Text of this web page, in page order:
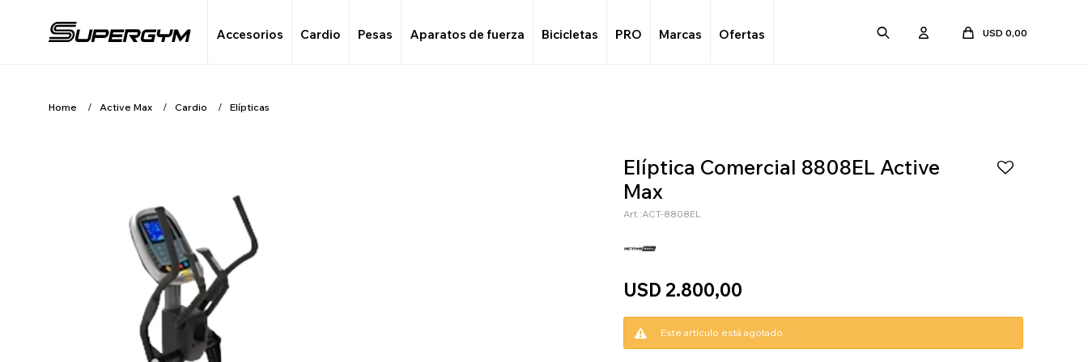
Accesorios Cardio Pesas Aparatos de fuerza Bicicletas PRO Marcas Ofertas USD 0,00
Home Active Max Cardio Elípticas
Elíptica Comercial 8808EL Active
Max
ACT-8808EL
USD 2.800,00
Este artículo está agotado.